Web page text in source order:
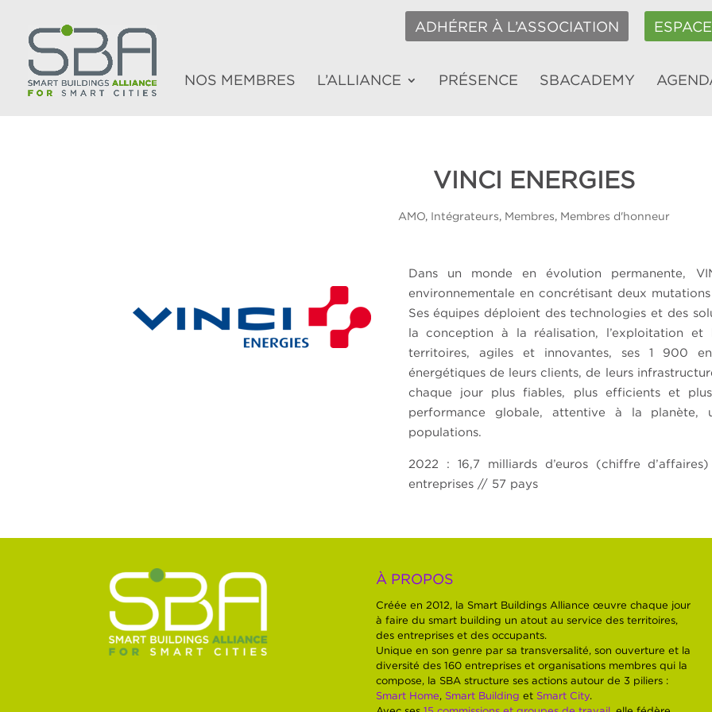
ADHÉRER À L’ASSOCIATION
NOS MEMBRES L’ALLIANCE PRÉSENCE SBACADEMY
VINCI ENERGIES
AMO, Intégrateurs, Membres, Membres d'honneur
Dans un monde en évolution permanente,
environnementale en concrétisant deux
Ses équipes déploient des technologies et des
la conception à la réalisation, l’exploitation et
territoires, agiles et innovantes, ses 1 900
énergétiques de leurs clients, de leurs
chaque jour plus fiables, plus efficients et
performance globale, attentive à la planète,
populations.
2022 : 16,7 milliards d’euros (chiffre
entreprises // 57 pays
À PROPOS
Créée en 2012, la Smart Buildings Alliance œuvre chaque jour
à faire du smart building un atout au service des territoires,
des entreprises et des occupants.
Unique en son genre par sa transversalité, son ouverture et la
diversité des 160 entreprises et organisations membres qui la
compose, la SBA structure ses actions autour de 3 piliers :
Smart Home
Smart Building et Smart City